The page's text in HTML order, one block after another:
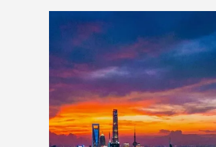
AI-video
Andra verktyg
Visa alla verktyg